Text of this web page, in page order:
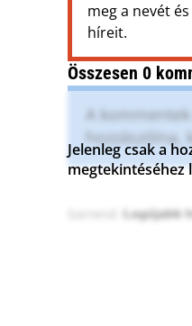
meg a nevét
híreit.
Összesen 0
A
hozzászólna,
Jelenleg csak a
megtekintéséhez